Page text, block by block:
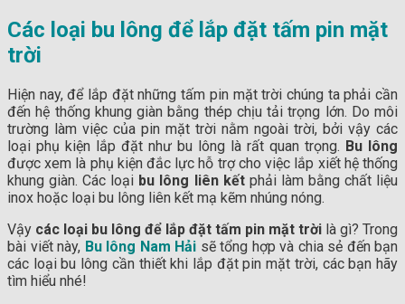
Các loại bu lông để lắp đặt tấm pin mặt
trời
Hiện nay, để lắp đặt những tấm pin mặt trời chúng ta phải cần
đến hệ thống khung giàn bằng thép chịu tải trọng lớn. Do môi
trường làm việc của pin mặt trời nằm ngoài trời, bởi vậy các
loại phụ kiện lắp đặt như bu lông là rất quan trọng. Bu lông
được xem là phụ kiện đắc lực hỗ trợ cho việc lắp xiết hệ thống
khung giàn. Các loại bu lông liên kếtphải làm bằng chất liệu
inox hoặc loại bu lông liên kết mạ kẽm nhúng nóng.
Vậy các loại bu lông để lắp đặt tấm pin mặt trời là gì? Trong
bài viết này, Bu lông Nam Hải sẽ tổng hợp và chia sẻ đến bạn
các loại bu lông cần thiết khi lắp đặt pin mặt trời, các bạn hãy
tìm hiểu nhé!